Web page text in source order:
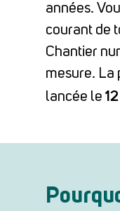
années.
courant de
Chantier
mesure. La
lancée le